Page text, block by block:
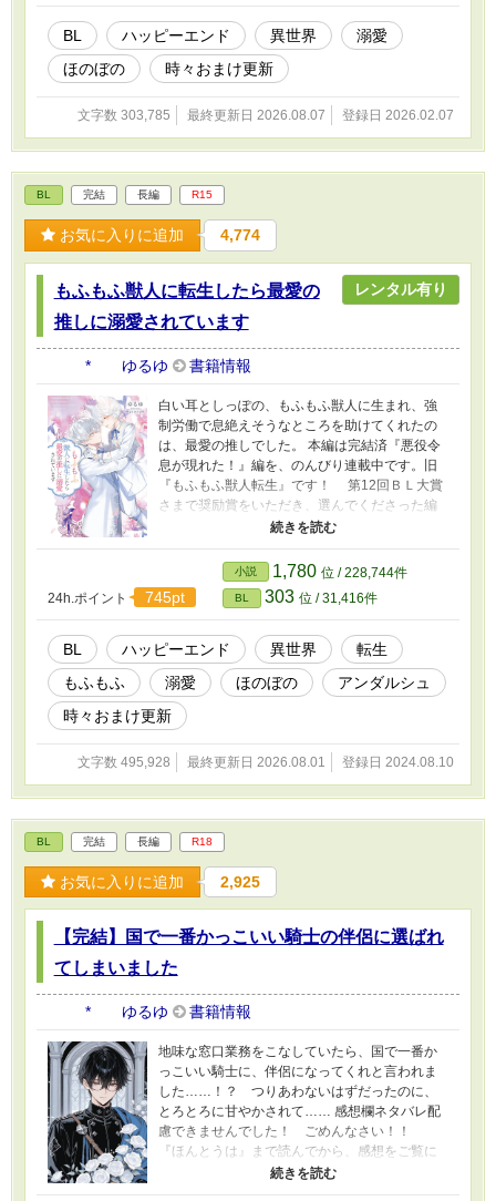
ふもふ獣人に転生したら、最愛の推しに溺愛さ
れています』書籍化、心から、ありがとうござ
います！
BL ハッピーエンド 異世界
溺愛
ほのぼの
時々おまけ更新
文字数 303,785 最終更新日 2026.08.07 登録日 2026.02.07
BL 完結 長編 R15
お気に入りに追加 4,774
もふもふ獣人に転生したら最愛の
推しに溺愛されています
レンタル有り
* ゆるゆ 書籍情報
白い耳としっぽの、もふもふ獣人に生まれ、強
制労働で息絶えそうなところを助けてくれたの
は、最愛の推しでした。 本編は完結済『悪役令
息が現れた！』編を、のんびり連載中です。旧
『もふもふ獣人転生』です！ 第12回ＢＬ大賞
さまで奨励賞をいただき、選んでくださった編
集部の皆さま、多大なるご尽力をたまわりまし
かげで！ もふもふリトとジゼを、本にしてい
ただきました！ すばらしいイラストを描いて
くださったのはサマミヤアカザさまです。 web
版３人称から書籍１人称になり、折れた肩で
（笑）ほぼ全文書き直し、新しいエピソードが
たくさん入って３７６Pです。 ①書店さま（ア
ニメイトチェーン各店（一部店舗を除く）、首
都圏の一部書店 さま）の共通特典は、おまけの
お話の投票で1位に輝きました！ ゲオセバがリ
トを応援するお話で、１３８７字、登場人物紹
介が表に印刷されたハガキサイズのイラストカ
ードです。アニメイト通販さまでは特典終了の
ようです、申しわけございません！ ②コミコミ
スタジオさま限定特典は、投票で2位！ ジゼリ
トレォンで、お菓子づくりのお話で、６４３１
字の小冊子です。コミコミスタジオさまでご購
入の場合は①と②を１つずつ計２点の特典が今
物紹介のセバに、眼鏡がありません！ ②最終稿
の修正が私のPCエラーで吹き飛び、誤植がござ
行目 テデの台詞が 正『お気をつけください』
が 誤『気をつけください』に 書籍p274 １行
目 誤『レォンの瞳が、やさしくほそくな
る。。』句点が２つに 電子書籍、レンタルの
み 空白抜け p124 後ろから６行目 正『のばし
ゅ！ お肉』が 誤『のばしゅ！お肉』に すべ
ての書籍 書籍p283 後ろから６行目 正『ゲォル
グ・ディア・ジェディス』が 誤『ゲォルグ・
ディオ・ジェディス』に これはエラーで吹き飛
んだ訳ではなく、全く気づいていませんでし
24h.ポイント 745pt
小説 1,780 位 / 228,744件
BL 303 位 / 31,416件
BL ハッピーエンド 異世界
転生
もふもふ
溺愛 ほのぼの
アンダルシュ
時々おまけ更新
文字数 495,928 最終更新日 2026.08.01 登録日 2024.08.10
BL 完結 長編 R18
お気に入りに追加 2,925
【完結】国で一番かっこいい騎士の伴侶に選ばれ
てしまいました
* ゆるゆ 書籍情報
地味な窓口業務をこなしていたら、国で一番か
っこいい騎士に、伴侶になってくれと言われま
した……！？ つりあわないはずだったのに、
とろとろに甘やかされて…… 感想欄ネタバレ配
慮できませんでした！ ごめんなさい！！
『ほんとうは』まで読んでから、感想をご覧に
なってください。何の驚きもなくなります、た
ぶん（笑） リクエストいただいて、おまけのお